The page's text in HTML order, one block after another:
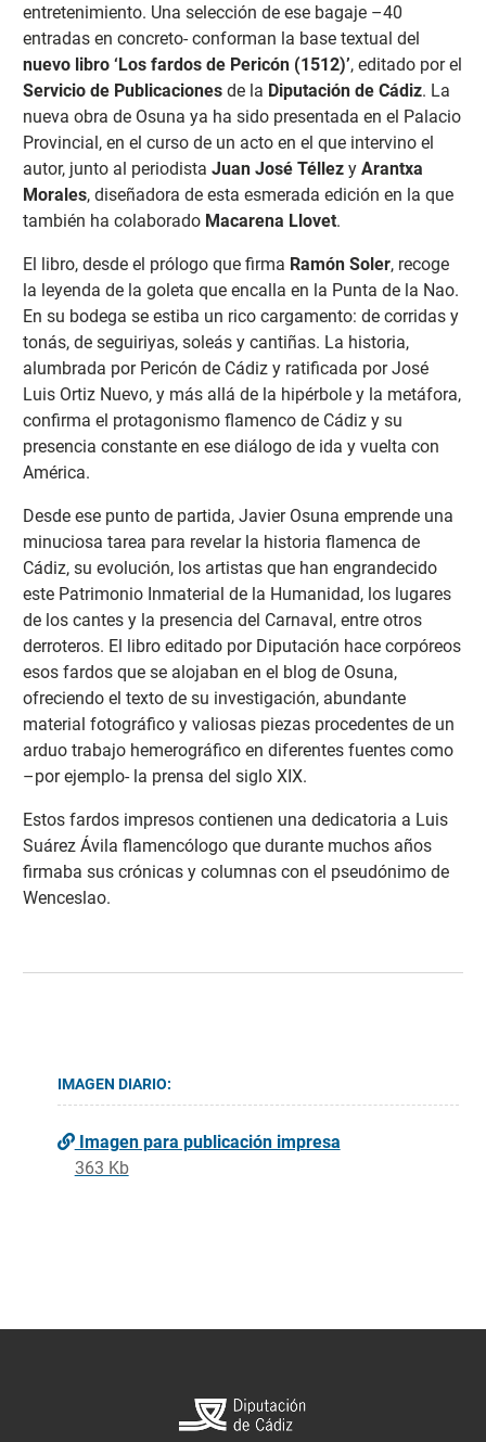
entretenimiento. Una selección de ese bagaje –40
entradas en concreto- conforman la base textual del
nuevo libro ‘Los fardos de Pericón (1512)’, editado por el
Servicio de Publicaciones de la Diputación de Cádiz. La
nueva obra de Osuna ya ha sido presentada en el Palacio
Provincial, en el curso de un acto en el que intervino el
autor, junto al periodista Juan José Téllezy Arantxa
Morales, diseñadora de esta esmerada edición en la que
también ha colaborado Macarena Llovet.
El libro, desde el prólogo que firma Ramón Soler, recoge
la leyenda de la goleta que encalla en la Punta de la Nao.
En su bodega se estiba un rico cargamento: de corridas y
tonás, de seguiriyas, soleás y cantiñas. La historia,
alumbrada por Pericón de Cádiz y ratificada por José
Luis Ortiz Nuevo, y más allá de la hipérbole y la metáfora,
confirma el protagonismo flamenco de Cádiz y su
presencia constante en ese diálogo de ida y vuelta con
América.
Desde ese punto de partida, Javier Osuna emprende una
minuciosa tarea para revelar la historia flamenca de
Cádiz, su evolución, los artistas que han engrandecido
este Patrimonio Inmaterial de la Humanidad, los lugares
de los cantes y la presencia del Carnaval, entre otros
derroteros. El libro editado por Diputación hace corpóreos
esos fardos que se alojaban en el blog de Osuna,
ofreciendo el texto de su investigación, abundante
material fotográfico y valiosas piezas procedentes de un
arduo trabajo hemerográfico en diferentes fuentes como
–por ejemplo- la prensa del siglo XIX.
Estos fardos impresos contienen una dedicatoria a Luis
Suárez Ávila flamencólogo que durante muchos años
firmaba sus crónicas y columnas con el pseudónimo de
Wenceslao.
IMAGEN DIARIO:
Imagen para publicación impresa
363 Kb